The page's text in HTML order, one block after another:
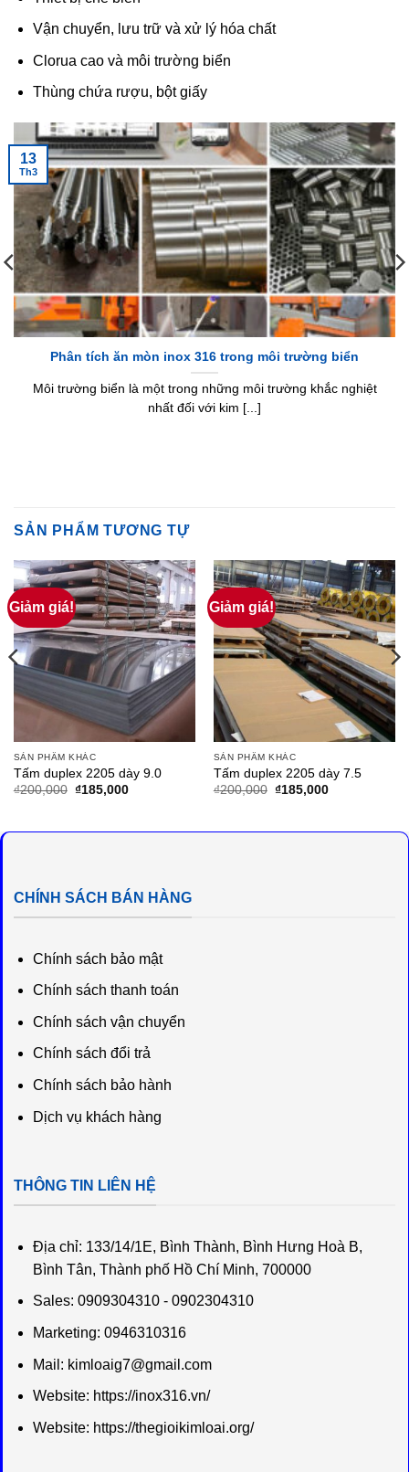
Vận chuyển, lưu trữ và xử lý hóa chất
Clorua cao và môi trường biển
Thùng chứa rượu, bột giấy
Phân tích ăn mòn inox 316 trong môi trường biển
Môi trường biển là một trong những môi trường khắc nghiệt
nhất đối với kim [...]
13
Th3
SẢN PHẨM TƯƠNG TỰ
Giảm giá!
SẢN PHẨM KHÁC
Tấm duplex 2205 dày 9.0
₫200,000 Giá
₫185,000Giá
₫185,000.
Giảm giá!
SẢN PHẨM KHÁC
Tấm duplex 2205 dày 7.5
₫200,000 Giá
₫185,000Giá
₫185,000.
CHÍNH SÁCH BÁN HÀNG
Chính sách bảo mật
Chính sách thanh toán
Chính sách vận chuyển
Chính sách đổi trả
Chính sách bảo hành
Dịch vụ khách hàng
THÔNG TIN LIÊN HỆ
Địa chỉ: 133/14/1E, Bình Thành, Bình Hưng Hoà B,
Bình Tân, Thành phố Hồ Chí Minh, 700000
Sales: 0909304310 - 0902304310
Marketing: 0946310316
Mail: kimloaig7@gmail.com
Website: https://inox316.vn/
Website: https://thegioikimloai.org/